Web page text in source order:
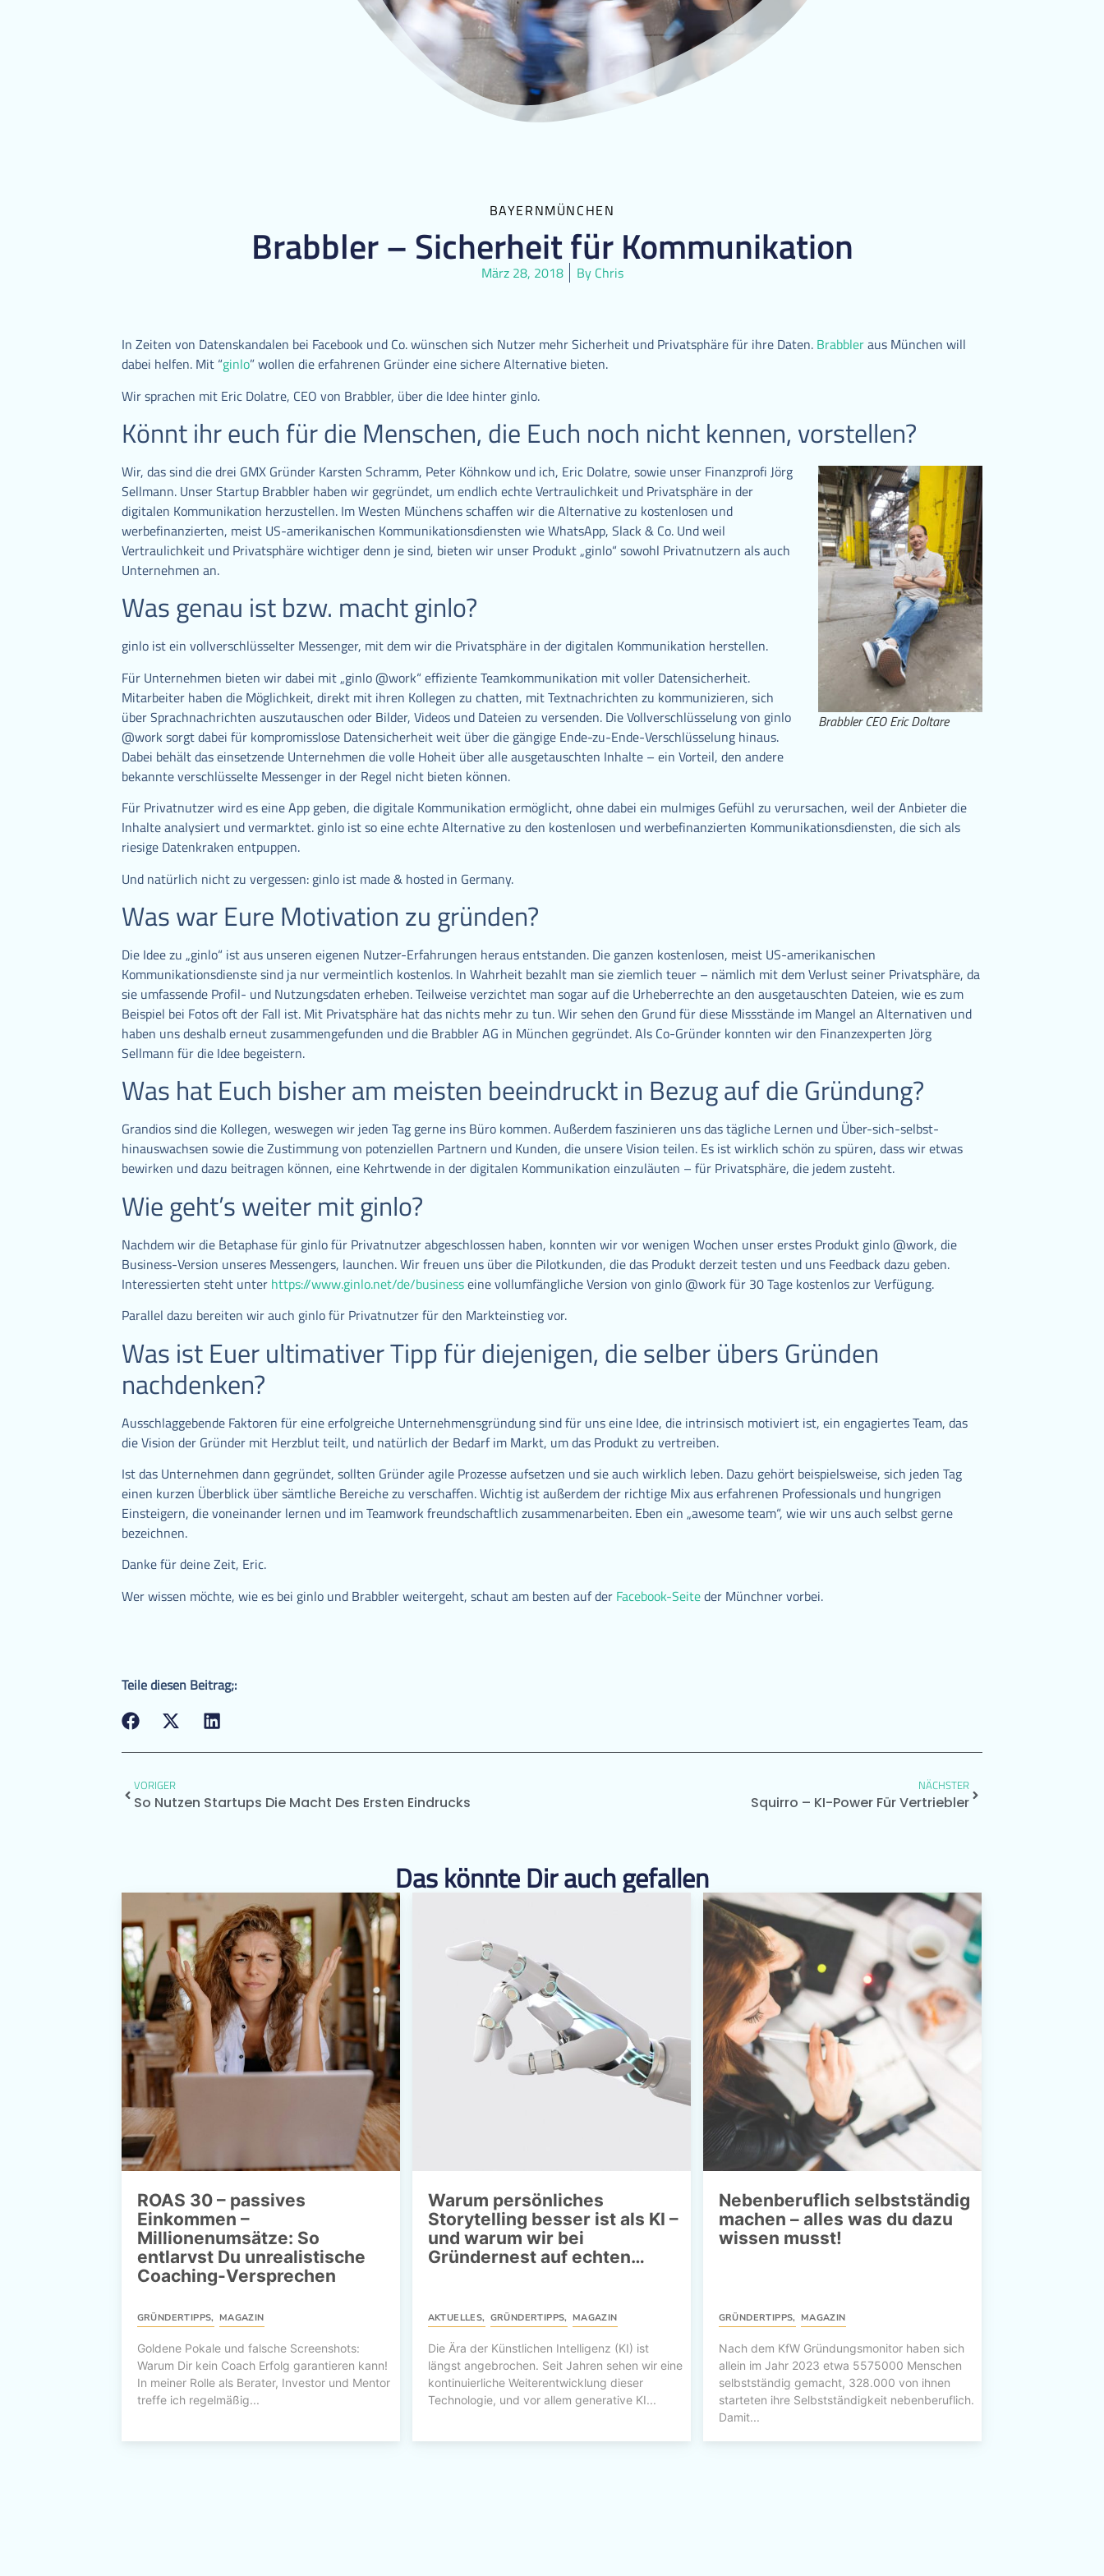
BAYERNMÜNCHEN
Brabbler – Sicherheit für Kommunikation
März 28, 2018 ByChris
In Zeiten von Datenskandalen bei Facebook und Co. wünschen sich Nutzer mehr Sicherheit und Privatsphäre für ihre Daten. Brabbleraus München will
dabei helfen. Mit “ginlo” wollen die erfahrenen Gründer eine sichere Alternative bieten.
Wir sprachen mit Eric Dolatre, CEO von Brabbler, über die Idee hinter ginlo.
Könnt ihr euch für die Menschen, die Euch noch nicht kennen, vorstellen?
Brabbler CEO Eric Doltare
Wir, das sind die drei GMX Gründer Karsten Schramm, Peter Köhnkow und ich, Eric Dolatre, sowie unser Finanzprofi Jörg
Sellmann. Unser Startup Brabbler haben wir gegründet, um endlich echte Vertraulichkeit und Privatsphäre in der
digitalen Kommunikation herzustellen. Im Westen Münchens schaffen wir die Alternative zu kostenlosen und
werbefinanzierten, meist US-amerikanischen Kommunikationsdiensten wie WhatsApp, Slack & Co. Und weil
Vertraulichkeit und Privatsphäre wichtiger denn je sind, bieten wir unser Produkt „ginlo“ sowohl Privatnutzern als auch
Unternehmen an.
Was genau ist bzw. macht ginlo?
ginlo ist ein vollverschlüsselter Messenger, mit dem wir die Privatsphäre in der digitalen Kommunikation herstellen.
Für Unternehmen bieten wir dabei mit „ginlo @work“ effiziente Teamkommunikation mit voller Datensicherheit.
Mitarbeiter haben die Möglichkeit, direkt mit ihren Kollegen zu chatten, mit Textnachrichten zu kommunizieren, sich
über Sprachnachrichten auszutauschen oder Bilder, Videos und Dateien zu versenden. Die Vollverschlüsselung von ginlo
@work sorgt dabei für kompromisslose Datensicherheit weit über die gängige Ende-zu-Ende-Verschlüsselung hinaus.
Dabei behält das einsetzende Unternehmen die volle Hoheit über alle ausgetauschten Inhalte – ein Vorteil, den andere
bekannte verschlüsselte Messenger in der Regel nicht bieten können.
Für Privatnutzer wird es eine App geben, die digitale Kommunikation ermöglicht, ohne dabei ein mulmiges Gefühl zu verursachen, weil der Anbieter die
Inhalte analysiert und vermarktet. ginlo ist so eine echte Alternative zu den kostenlosen und werbefinanzierten Kommunikationsdiensten, die sich als
riesige Datenkraken entpuppen.
Und natürlich nicht zu vergessen: ginlo ist made & hosted in Germany.
Was war Eure Motivation zu gründen?
Die Idee zu „ginlo“ ist aus unseren eigenen Nutzer-Erfahrungen heraus entstanden. Die ganzen kostenlosen, meist US-amerikanischen
Kommunikationsdienste sind ja nur vermeintlich kostenlos. In Wahrheit bezahlt man sie ziemlich teuer – nämlich mit dem Verlust seiner Privatsphäre, da
sie umfassende Profil- und Nutzungsdaten erheben. Teilweise verzichtet man sogar auf die Urheberrechte an den ausgetauschten Dateien, wie es zum
Beispiel bei Fotos oft der Fall ist. Mit Privatsphäre hat das nichts mehr zu tun. Wir sehen den Grund für diese Missstände im Mangel an Alternativen und
haben uns deshalb erneut zusammengefunden und die Brabbler AG in München gegründet. Als Co-Gründer konnten wir den Finanzexperten Jörg
Sellmann für die Idee begeistern.
Was hat Euch bisher am meisten beeindruckt in Bezug auf die Gründung?
Grandios sind die Kollegen, weswegen wir jeden Tag gerne ins Büro kommen. Außerdem faszinieren uns das tägliche Lernen und Über-sich-selbst-
hinauswachsen sowie die Zustimmung von potenziellen Partnern und Kunden, die unsere Vision teilen. Es ist wirklich schön zu spüren, dass wir etwas
bewirken und dazu beitragen können, eine Kehrtwende in der digitalen Kommunikation einzuläuten – für Privatsphäre, die jedem zusteht.
Wie geht’s weiter mit ginlo?
Nachdem wir die Betaphase für ginlo für Privatnutzer abgeschlossen haben, konnten wir vor wenigen Wochen unser erstes Produkt ginlo @work, die
Business-Version unseres Messengers, launchen. Wir freuen uns über die Pilotkunden, die das Produkt derzeit testen und uns Feedback dazu geben.
Interessierten steht unter https://www.ginlo.net/de/businesseine vollumfängliche Version von ginlo @work für 30 Tage kostenlos zur Verfügung.
Parallel dazu bereiten wir auch ginlo für Privatnutzer für den Markteinstieg vor.
Was ist Euer ultimativer Tipp für diejenigen, die selber übers Gründen
nachdenken?
Ausschlaggebende Faktoren für eine erfolgreiche Unternehmensgründung sind für uns eine Idee, die intrinsisch motiviert ist, ein engagiertes Team, das
die Vision der Gründer mit Herzblut teilt, und natürlich der Bedarf im Markt, um das Produkt zu vertreiben.
Ist das Unternehmen dann gegründet, sollten Gründer agile Prozesse aufsetzen und sie auch wirklich leben. Dazu gehört beispielsweise, sich jeden Tag
einen kurzen Überblick über sämtliche Bereiche zu verschaffen. Wichtig ist außerdem der richtige Mix aus erfahrenen Professionals und hungrigen
Einsteigern, die voneinander lernen und im Teamwork freundschaftlich zusammenarbeiten. Eben ein „awesome team“, wie wir uns auch selbst gerne
bezeichnen.
Danke für deine Zeit, Eric.
Wer wissen möchte, wie es bei ginlo und Brabbler weitergeht, schaut am besten auf der Facebook-Seiteder Münchner vorbei.
Teile diesen Beitrag;:
VORIGER
So Nutzen Startups Die Macht Des Ersten Eindrucks
NÄCHSTER
Squirro – KI-Power Für Vertriebler
Das könnte Dir auch gefallen
ROAS 30 – passives
Einkommen –
Millionenumsätze: So
entlarvst Du unrealistische
Coaching-Versprechen
GRÜNDERTIPPS, MAGAZIN
Goldene Pokale und falsche Screenshots:
Warum Dir kein Coach Erfolg garantieren kann!
In meiner Rolle als Berater, Investor und Mentor
treffe ich regelmäßig...
Warum persönliches
Storytelling besser ist als KI –
und warum wir bei
Gründernest auf echten…
AKTUELLES, GRÜNDERTIPPS, MAGAZIN
Die Ära der Künstlichen Intelligenz (KI) ist
längst angebrochen. Seit Jahren sehen wir eine
kontinuierliche Weiterentwicklung dieser
Technologie, und vor allem generative KI...
Nebenberuflich selbstständig
machen – alles was du dazu
wissen musst!
GRÜNDERTIPPS, MAGAZIN
Nach dem KfW Gründungsmonitor haben sich
allein im Jahr 2023 etwa 5575000 Menschen
selbstständig gemacht, 328.000 von ihnen
starteten ihre Selbstständigkeit nebenberuflich.
Damit...